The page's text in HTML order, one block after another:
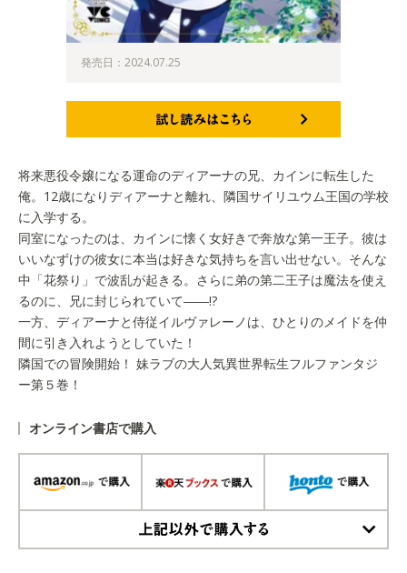
発売日：2024.07.25
将来悪役令嬢になる運命のディアーナの兄、カインに転生した
俺。12歳になりディアーナと離れ、隣国サイリユウム王国の学校
に入学する。
同室になったのは、カインに懐く女好きで奔放な第一王子。彼は
いいなずけの彼女に本当は好きな気持ちを言い出せない。そんな
中「花祭り」で波乱が起きる。さらに弟の第二王子は魔法を使え
るのに、兄に封じられていて――!?
一方、ディアーナと侍従イルヴァレーノは、ひとりのメイドを仲
間に引き入れようとしていた！
隣国での冒険開始！ 妹ラブの大人気異世界転生フルファンタジ
ー第５巻！
オンライン書店で購入